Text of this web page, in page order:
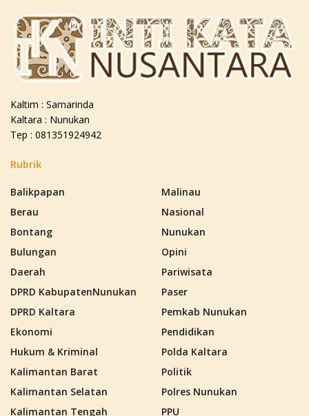
Kaltim : Samarinda
Kaltara : Nunukan
Tep : 081351924942
Rubrik
Balikpapan
Berau
Bontang
Bulungan
Daerah
DPRD KabupatenNunukan
DPRD Kaltara
Ekonomi
Hukum & Kriminal
Kalimantan Barat
Kalimantan Selatan
Kalimantan Tengah
Malinau
Nasional
Nunukan
Opini
Pariwisata
Paser
Pemkab Nunukan
Pendidikan
Polda Kaltara
Politik
Polres Nunukan
PPU